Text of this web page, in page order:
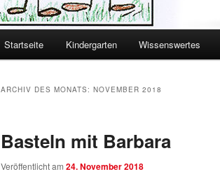
Zum primären Inhalt springen
Zum sekundären Inhalt springen
Startseite Kindergarten Wissenswertes
ARCHIV DES MONATS: NOVEMBER 2018
Basteln mit Barbara
Veröffentlicht am 24. November 2018